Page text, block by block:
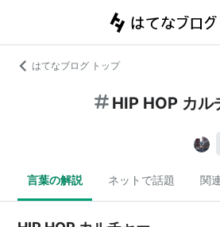
はてなブログ トップ
HIP HOP カル
言葉の解説 ネットで話題 関